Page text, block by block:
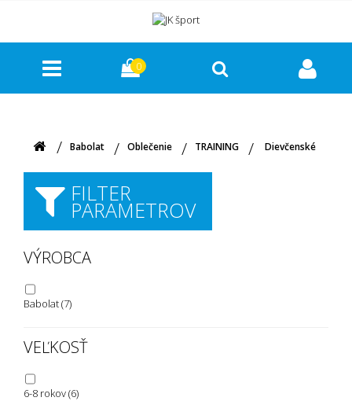
0
Babolat Oblečenie TRAINING Dievčenské
FILTER
PARAMETROV
VÝROBCA
Babolat(7)
VEĽKOSŤ
6-8 rokov(6)